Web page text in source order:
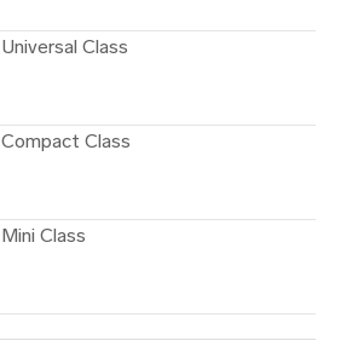
Universal Class
Compact Class
Mini Class